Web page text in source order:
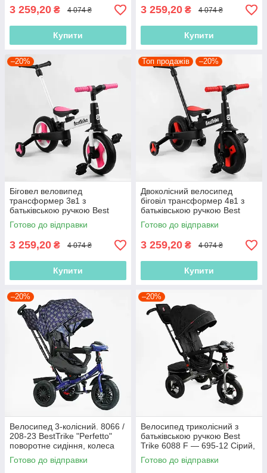
3 259,20 ₴ 4 074 ₴
Купити
3 259,20 ₴ 4 074 ₴
Купити
–20%
Біговел веловипед
трансформер 3в1 з
батьківською ручкою Best
Trike 55475 колеса PU 10
дюймів, Рожевий
Готово до відправки
3 259,20 ₴ 4 074 ₴
Купити
Топ продажів –20%
Двоколісний велосипед
біговіл трансформер 4в1 з
батьківською ручкою Best
Trike 23031 Червоний, 10
дюймів
Готово до відправки
3 259,20 ₴ 4 074 ₴
Купити
–20%
Велосипед 3-колісний. 8066 /
208-23 BestTrike "Perfetto"
поворотне сидіння, колеса
гумові надувні,
Готово до відправки
–20%
Велосипед триколісний з
батьківською ручкою Best
Trike 6088 F — 695-12 Сірий,
з поворотним сидінням,
надувні
Готово до відправки